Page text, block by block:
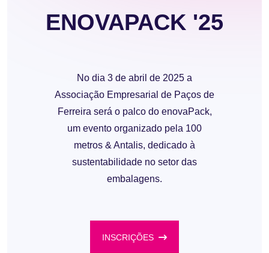
ENOVAPACK '25
No dia 3 de abril de 2025 a
Associação Empresarial de Paços de
Ferreira será o palco do enovaPack,
um evento organizado pela 100
metros & Antalis, dedicado à
sustentabilidade no setor das
embalagens.
INSCRIÇÕES